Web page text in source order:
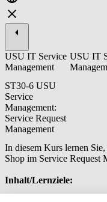
USU IT Service
Management
ST30-6 USU
Service
Management:
Service Request
Management
USU IT
In diesem Kurs lernen
Shop im Service Request
Inhalt/Lernziele: